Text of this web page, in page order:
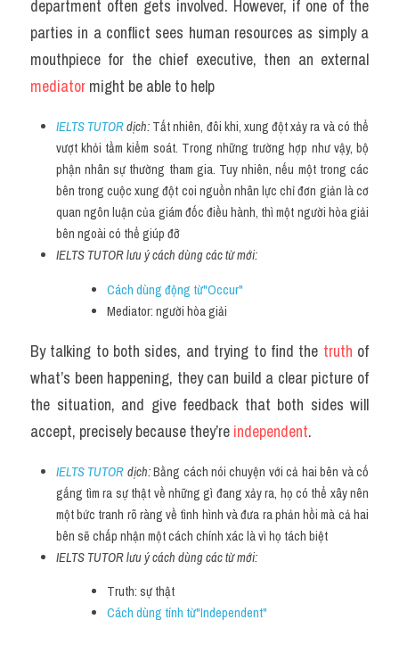
department often gets involved. However, if one of the
parties in a conflict sees human resources as simply a
mediator might be able to help
IELTS TUTOR dịch: Tất nhiên, đôi khi, xung đột xảy ra và có thể
vượt khỏi tầm kiểm soát. Trong những trường hợp như vậy, bộ
phận nhân sự thường tham gia. Tuy nhiên, nếu một trong các
bên trong cuộc xung đột coi nguồn nhân lực chỉ đơn giản là cơ
quan ngôn luận của giám đốc điều hành, thì một người hòa giải
bên ngoài có thể giúp đỡ
IELTS TUTOR lưu ý cách dùng các từ mới:
Cách dùng động từ"Occur"
Mediator: người hòa giải
By talking to both sides, and trying to find the truth of
what’s been happening, they can build a clear picture of
the situation, and give feedback that both sides will
accept, precisely because they’re independent.
IELTS TUTOR dịch: Bằng cách nói chuyện với cả hai bên và cố
gắng tìm ra sự thật về những gì đang xảy ra, họ có thể xây nên
một bức tranh rõ ràng về tình hình và đưa ra phản hồi mà cả hai
bên sẽ chấp nhận một cách chính xác là vì họ tách biệt
IELTS TUTOR lưu ý cách dùng các từ mới:
Truth: sự thật
Cách dùng tính từ"Independent"